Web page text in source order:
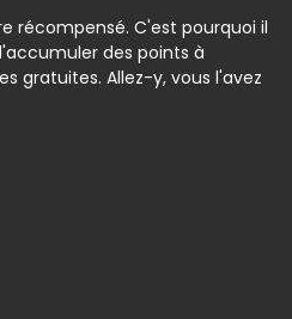
récompensé. C'est pourquoi il
des points à
gratuites. Allez-y, vous l'avez